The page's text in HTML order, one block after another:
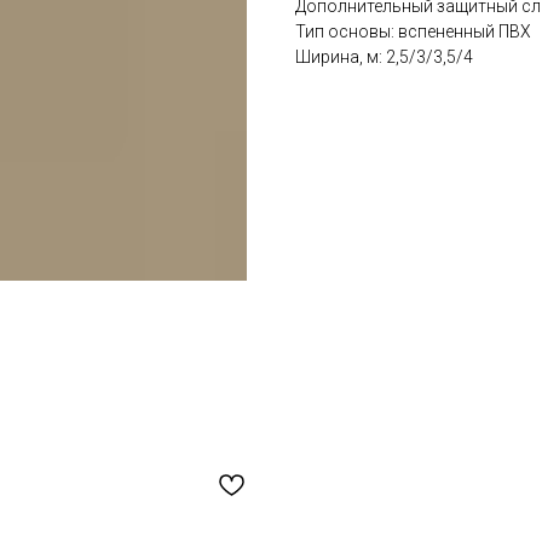
Дополнительный защитный
Тип основы: вспененный ПВХ
Ширина, м: 2,5/3/3,5/4